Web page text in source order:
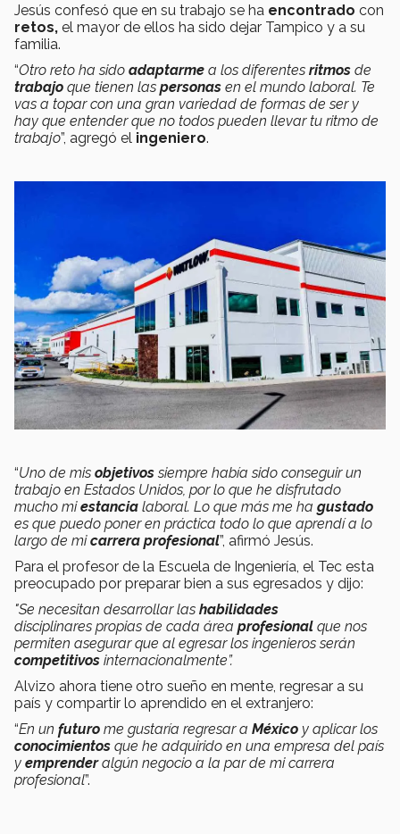
Jesús confesó que en su trabajo se ha encontrado con
retos, el mayor de ellos ha sido dejar Tampico y a su
familia.
“Otro reto ha sido adaptarme a los diferentes ritmos de
trabajo que tienen las personas en el mundo laboral. Te
vas a topar con una gran variedad de formas de ser y
hay que entender que no todos pueden llevar tu ritmo de
trabajo”, agregó el ingeniero.
“Uno de mis objetivossiempre había sido conseguir un
trabajo en Estados Unidos, por lo que he disfrutado
mucho miestancia laboral. Lo que más me ha gustado
es que puedo poner en práctica todo lo que aprendí a lo
largo de micarrera profesional”, afirmó Jesús.
Para el profesor de la Escuela de Ingeniería, el Tec esta
preocupado por preparar bien a sus egresados y dijo:
"Se necesitan desarrollar las habilidades
disciplinares propias de cada área profesional que nos
permiten asegurar que al egresar los ingenieros serán
competitivos internacionalmente”.
Alvizo ahora tiene otro sueño en mente, regresar a su
país y compartir lo aprendido en el extranjero:
“En un futuro me gustaría regresar a México y aplicar los
conocimientos que he adquirido en una empresa del país
y emprenderalgún negocio a la par de mi carrera
profesional”.